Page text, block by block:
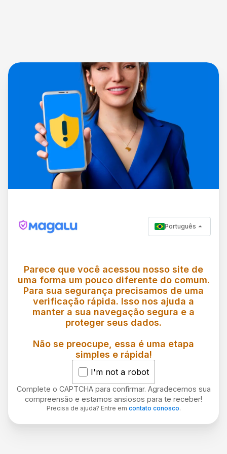
Português
Parece que você acessou nosso site de
uma forma um pouco diferente do comum.
Para sua segurança precisamos de uma
verificação rápida. Isso nos ajuda a
manter a sua navegação segura e a
proteger seus dados.
Não se preocupe, essa é uma etapa
simples e rápida!
I'm not a robot
Complete o CAPTCHA para confirmar. Agradecemos sua
compreensão e estamos ansiosos para te receber!
Precisa de ajuda? Entre em contato conosco.